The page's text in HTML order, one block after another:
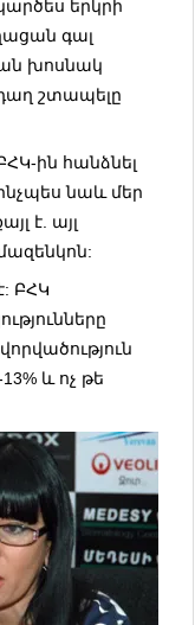
երկրի
գալ
խոսնակ
շտապելը
ին հանձնել
նաև մեր
է. այլ
ԲՀԿ
և ոչ թե